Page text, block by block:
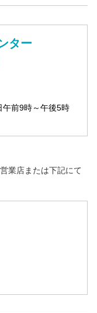
ター
午前9時～午後5時
業店または下記にて